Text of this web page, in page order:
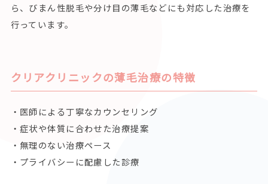
ら、びまん性脱毛や分け目の薄毛などにも対応した治療を
行っています。
クリアクリニックの薄毛治療の特徴
・医師による丁寧なカウンセリング
・症状や体質に合わせた治療提案
・無理のない治療ペース
・プライバシーに配慮した診療